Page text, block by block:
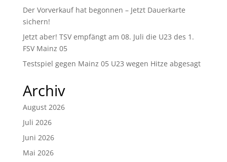
Der Vorverkauf hat begonnen – Jetzt Dauerkarte
sichern!
Jetzt aber! TSV empfängt am 08. Juli die U23 des 1.
FSV Mainz 05
Testspiel gegen Mainz 05 U23 wegen Hitze abgesagt
Archiv
August 2026
Juli 2026
Juni 2026
Mai 2026